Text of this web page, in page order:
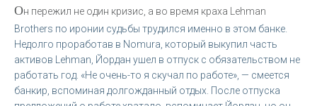
Он пережил не один кризис, а во время краха Lehman
Brothers по иронии судьбы трудился именно в этом банке.
Недолго проработав в Nomura, который выкупил часть
активов Lehman, Йордан ушел в отпуск с обязательством не
работать год. «Не очень-то я скучал по работе», — смеется
банкир, вспоминая долгожданный отдых. После отпуска